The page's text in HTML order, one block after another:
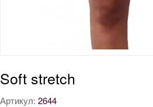
Soft stretch
Артикул: 2644